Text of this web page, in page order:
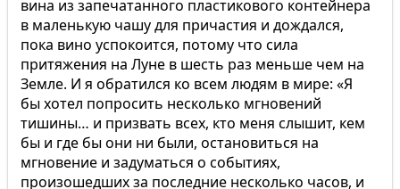
вина из запечатанного пластикового контейнера
в маленькую чашу для причастия и дождался,
пока вино успокоится, потому что сила
притяжения на Луне в шесть раз меньше чем на
Земле. И я обратился ко всем людям в мире: «Я
бы хотел попросить несколько мгновений
тишины… и призвать всех, кто меня слышит, кем
бы и где бы они ни были, остановиться на
мгновение и задуматься о событиях,
произошедших за последние несколько часов, и